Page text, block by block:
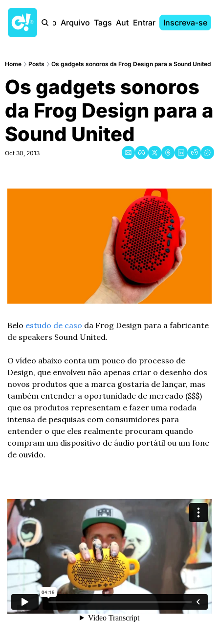
Início Arquivo Tags AutoresEntrar Inscreva-se
Home Posts Os gadgets sonoros da Frog Design para a Sound United
Os gadgets sonoros
da Frog Design para a
Sound United
Oct 30, 2013
Belo estudo de caso da Frog Design para a fabricante
de speakers Sound United.
O vídeo abaixo conta um pouco do processo de
Design, que envolveu não apenas criar o desenho dos
novos produtos que a marca gostaria de lançar, mas
também entender a oportunidade de mercado ($$$)
que os produtos representam e fazer uma rodada
intensa de pesquisas com consumidores para
entender o que eles realmente procuram quando
compram um dispositivo de áudio portátil ou um fone
de ouvido.